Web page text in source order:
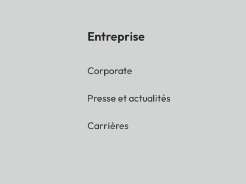
Entreprise
Corporate
Presse et actualités
Carrières